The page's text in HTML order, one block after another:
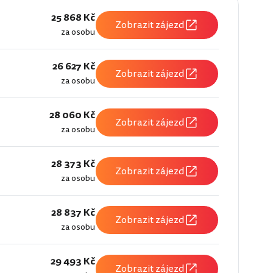
25 868 Kč
za osobu Zobrazit zájezd
26 627 Kč
za osobu Zobrazit zájezd
28 060 Kč
za osobu Zobrazit zájezd
28 373 Kč
za osobu Zobrazit zájezd
28 837 Kč
za osobu Zobrazit zájezd
29 493 Kč Zobrazit zájezd